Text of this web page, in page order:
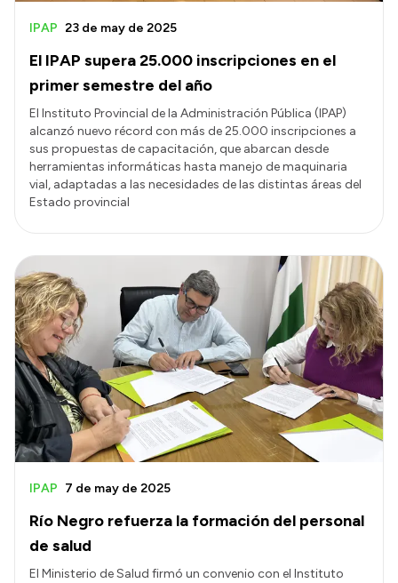
Consulta de expedientes
Convocatorias
Intranet
Login
El IPAP supera 25.000 inscripciones en el
primer semestre del año
IPAP 23 de may de 2025
El Instituto Provincial de la Administración Pública (IPAP)
alcanzó nuevo récord con más de 25.000 inscripciones a
sus propuestas de capacitación, que abarcan desde
herramientas informáticas hasta manejo de maquinaria
vial, adaptadas a las necesidades de las distintas áreas del
Estado provincial
Río Negro refuerza la formación del personal
de salud
IPAP 7 de may de 2025
El Ministerio de Salud firmó un convenio con el Instituto